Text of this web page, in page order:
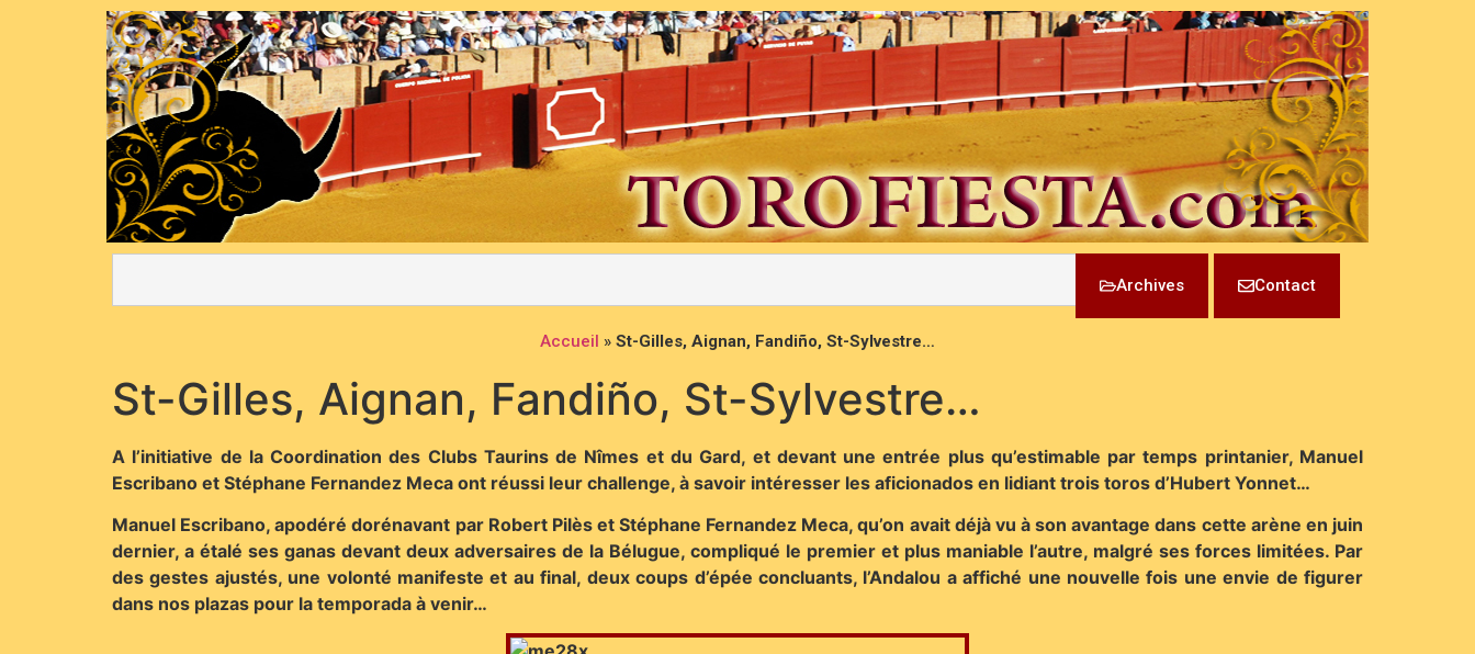
Archives Contact
Accueil » St-Gilles, Aignan, Fandiño, St-Sylvestre…
St-Gilles, Aignan, Fandiño, St-Sylvestre…
A l’initiative de la Coordination des Clubs Taurins de Nîmes et du Gard, et devant une entrée plus qu’estimable par temps printanier, Manuel
Escribano et Stéphane Fernandez Meca ont réussi leur challenge, à savoir intéresser les aficionados en lidiant trois toros d’Hubert Yonnet…
Manuel Escribano, apodéré dorénavant par Robert Pilès et Stéphane Fernandez Meca, qu’on avait déjà vu à son avantage dans cette arène en juin
dernier, a étalé ses ganas devant deux adversaires de la Bélugue, compliqué le premier et plus maniable l’autre, malgré ses forces limitées. Par
des gestes ajustés, une volonté manifeste et au final, deux coups d’épée concluants, l’Andalou a affiché une nouvelle fois une envie de figurer
dans nos plazas pour la temporada à venir…